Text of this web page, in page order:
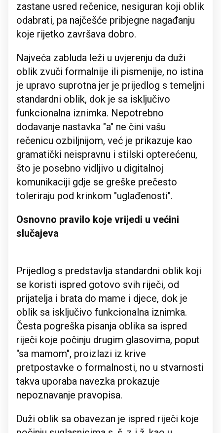
zastane usred rečenice, nesiguran koji oblik
odabrati, pa najčešće pribjegne nagađanju
koje rijetko završava dobro.
Najveća zabluda leži u uvjerenju da duži
oblik zvuči formalnije ili pismenije, no istina
je upravo suprotna jer je prijedlog s temeljni
standardni oblik, dok je sa isključivo
funkcionalna iznimka. Nepotrebno
dodavanje nastavka "a" ne čini vašu
rečenicu ozbiljnijom, već je prikazuje kao
gramatički neispravnu i stilski opterećenu,
što je posebno vidljivo u digitalnoj
komunikaciji gdje se greške prečesto
toleriraju pod krinkom "uglađenosti".
Osnovno pravilo koje vrijedi u većini
slučajeva
Prijedlog s predstavlja standardni oblik koji
se koristi ispred gotovo svih riječi, od
prijatelja i brata do mame i djece, dok je
oblik sa isključivo funkcionalna iznimka.
Česta pogreška pisanja oblika sa ispred
riječi koje počinju drugim glasovima, poput
"sa mamom", proizlazi iz krive
pretpostavke o formalnosti, no u stvarnosti
takva uporaba navezka prokazuje
nepoznavanje pravopisa.
Duži oblik sa obavezan je ispred riječi koje